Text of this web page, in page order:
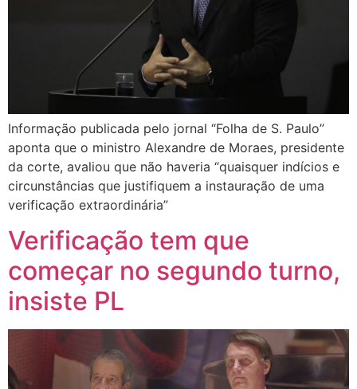
Informação publicada pelo jornal “Folha de S. Paulo”
aponta que o ministro Alexandre de Moraes, presidente
da corte, avaliou que não haveria “quaisquer indícios e
circunstâncias que justifiquem a instauração de uma
verificação extraordinária”
Verificação tem que
começar no segundo turno,
insiste PL